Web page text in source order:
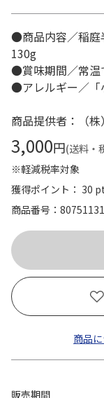
●商品内容／稲庭
130g
●賞味期間／常温
●アレルギー／
商品提供者：（
3,000円(送料・
※軽減税率対象
獲得ポイント： 30 pt
商品番号
商品
販売期間